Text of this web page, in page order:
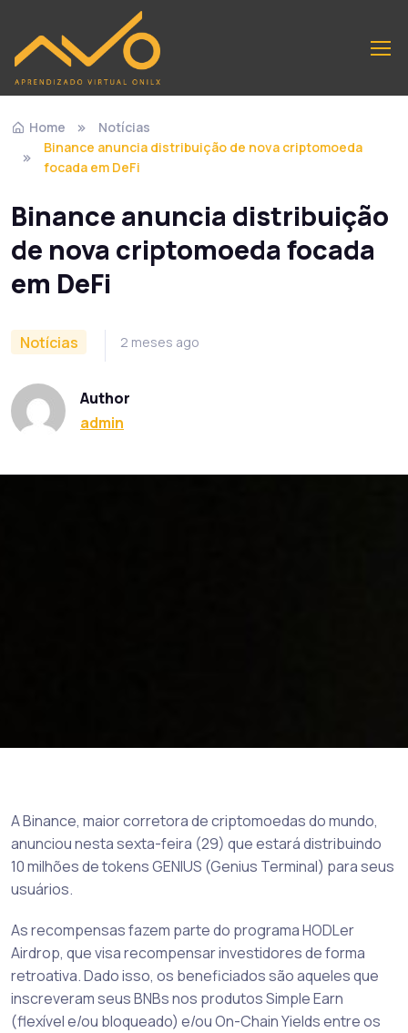
Home
Notícias
Binance anuncia distribuição de nova criptomoeda
focada em DeFi
Binance anuncia distribuição
de nova criptomoeda focada
em DeFi
Notícias 2 meses ago
Author
admin
A Binance, maior corretora de criptomoedas do mundo,
anunciou nesta sexta-feira (29) que estará distribuindo
10 milhões de tokens GENIUS (Genius Terminal) para seus
usuários.
As recompensas fazem parte do programa HODLer
Airdrop, que visa recompensar investidores de forma
retroativa. Dado isso, os beneficiados são aqueles que
inscreveram seus BNBs nos produtos Simple Earn
(flexível e/ou bloqueado) e/ou On-Chain Yields entre os